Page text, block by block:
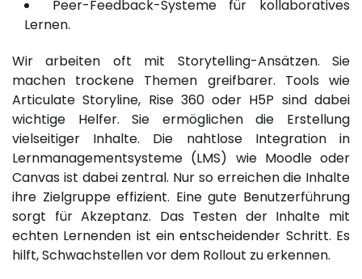
Peer-Feedback-Systeme für kollaboratives
Lernen.
Wir arbeiten oft mit Storytelling-Ansätzen. Sie
machen trockene Themen greifbarer. Tools wie
Articulate Storyline, Rise 360 oder H5P sind dabei
wichtige Helfer. Sie ermöglichen die Erstellung
vielseitiger Inhalte. Die nahtlose Integration in
Lernmanagementsysteme (LMS) wie Moodle oder
Canvas ist dabei zentral. Nur so erreichen die Inhalte
ihre Zielgruppe effizient. Eine gute Benutzerführung
sorgt für Akzeptanz. Das Testen der Inhalte mit
echten Lernenden ist ein entscheidender Schritt. Es
hilft, Schwachstellen vor dem Rollout zu erkennen.